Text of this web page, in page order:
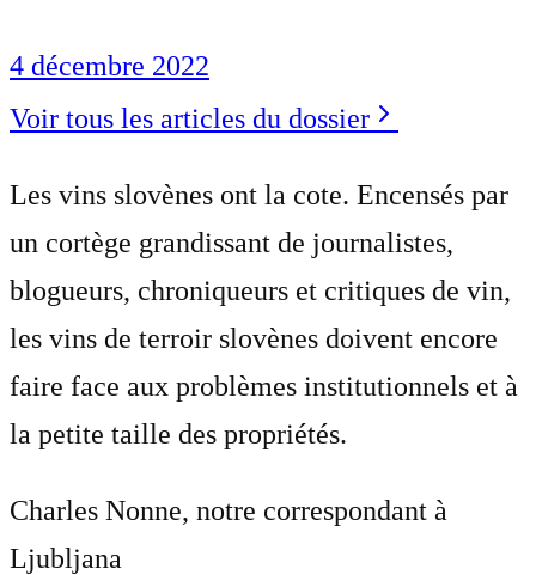
4 décembre 2022
Voir tous les articles du dossier
Les vins slovènes ont la cote. Encensés par
un cortège grandissant de journalistes,
blogueurs, chroniqueurs et critiques de vin,
les vins de terroir slovènes doivent encore
faire face aux problèmes institutionnels et à
la petite taille des propriétés.
Charles Nonne, notre correspondant à
Ljubljana